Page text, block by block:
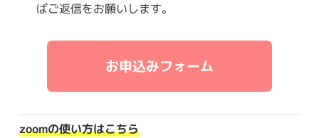
ばご返信をお願いします。
お申込みフォーム
zoomの使い方はこちら